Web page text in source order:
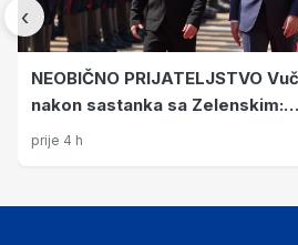
‹
NEOBIČNO PRIJATELJSTVO
nakon sastanka sa Zelenskim:
Srbija neće uskoro u EU. Uvijek
prije 4 h